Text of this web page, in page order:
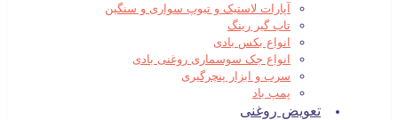
آپارات لاستیک و تیوپ سواری و سنگین
تاب گیر رینگ
انواع بکس بادی
انواع جک سوسماری روغنی بادی
سرب و ابزار پنچرگیری
پمپ باد
تعویض روغنی